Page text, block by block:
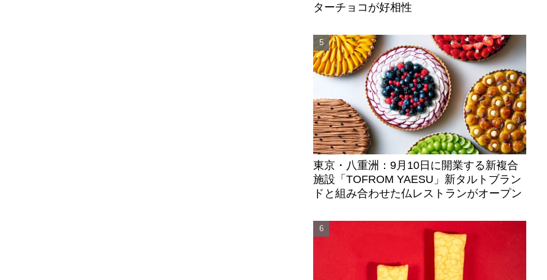
ターチョコが好相性
東京・八重洲：9月10日に開業する新複合
施設「TOFROM YAESU」新タルトブラン
ドと組み合わせた仏レストランがオープン